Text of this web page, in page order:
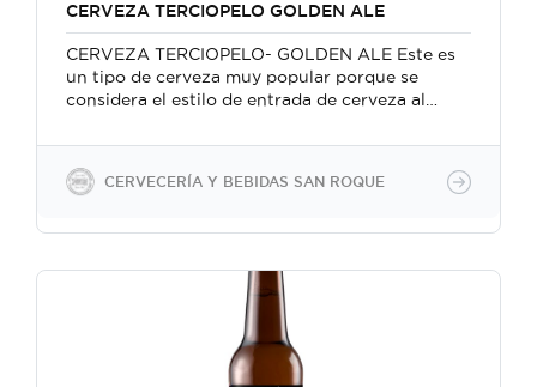
CERVEZA TERCIOPELO GOLDEN ALE
CERVEZA TERCIOPELO- GOLDEN ALE Este es
un tipo de cerveza muy popular porque se
considera el estilo de entrada de cerveza al
con cuerpo suave y un toque de caramelo y
sabor amargo medio. Pruébalo con chips de
tortilla, pizza, hamburguesas, pescado, comida
veganas, porque no utilizamos insumos
ingredientes 100% naturales Producimos
cervezas con gasificación natural manteniendo
la levadura para un segundo acondicionamiento
en botella 100% natural y también forzada a
través de la inyección directa de CO2. Las
CERVECERÍA Y BEBIDAS SAN ROQUE